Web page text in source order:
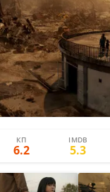
КП
6.2
IMDB
5.3